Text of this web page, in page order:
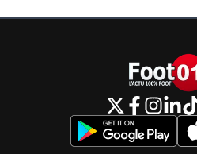
Répondre